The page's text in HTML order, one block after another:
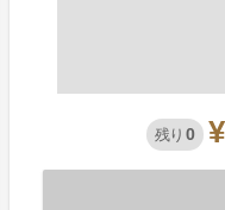
残り 0